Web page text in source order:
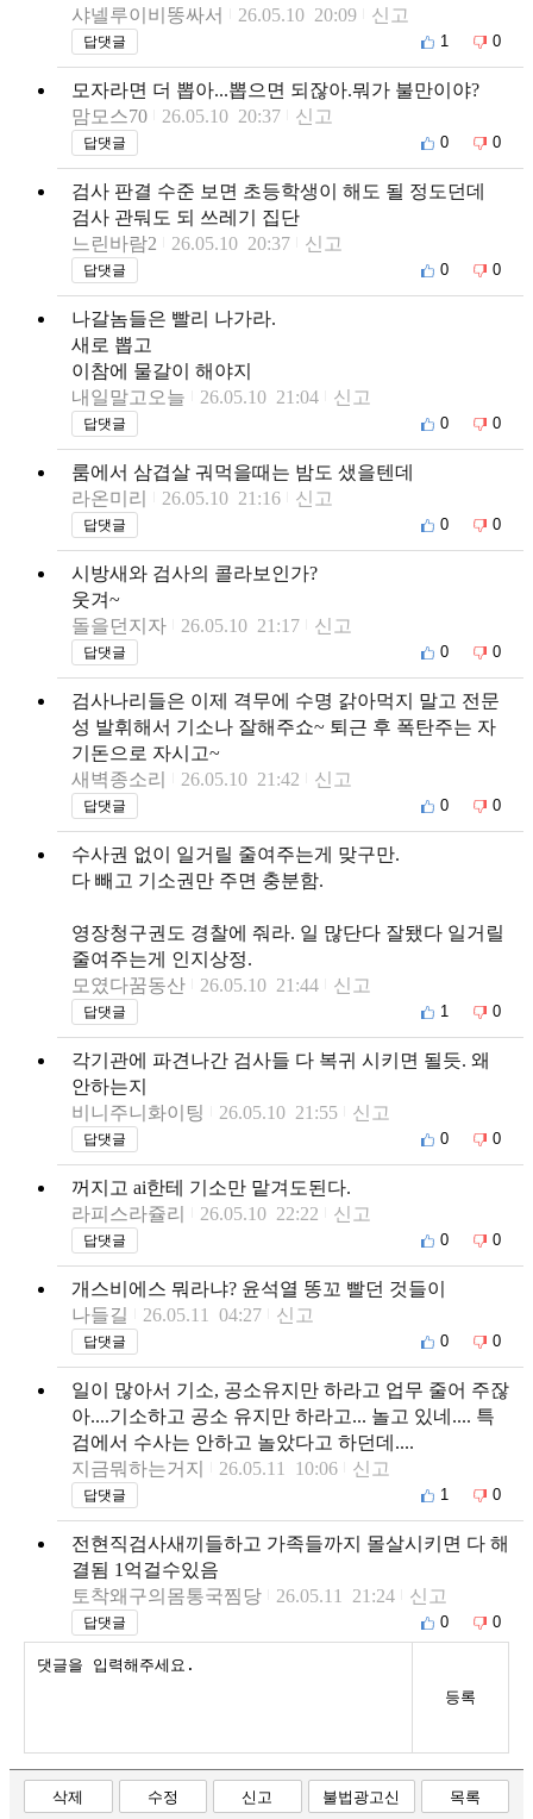
샤넬루이비똥싸서
26.05.10 20:09 신고
답댓글 1 0
모자라면 더 뽑아...뽑으면 되잖아.뭐가 불만이야?
맘모스70
26.05.10 20:37 신고
답댓글 0 0
검사 판결 수준 보면 초등학생이 해도 될 정도던데
검사 관둬도 되 쓰레기 집단
느린바람2
26.05.10 20:37 신고
답댓글 0 0
나갈놈들은 빨리 나가라.
새로 뽑고
이참에 물갈이 해야지
내일말고오늘
26.05.10 21:04 신고
답댓글 0 0
룸에서 삼겹살 궈먹을때는 밤도 샜을텐데
라온미리
26.05.10 21:16 신고
답댓글 0 0
시방새와 검사의 콜라보인가?
웃겨~
돌을던지자
26.05.10 21:17 신고
답댓글 0 0
검사나리들은 이제 격무에 수명 갉아먹지 말고 전문
성 발휘해서 기소나 잘해주쇼~ 퇴근 후 폭탄주는 자
기돈으로 자시고~
새벽종소리
26.05.10 21:42 신고
답댓글 0 0
수사권 없이 일거릴 줄여주는게 맞구만.
다 빼고 기소권만 주면 충분함.
영장청구권도 경찰에 줘라. 일 많단다 잘됐다 일거릴
줄여주는게 인지상정.
모였다꿈동산
26.05.10 21:44 신고
답댓글 1 0
각기관에 파견나간 검사들 다 복귀 시키면 될듯. 왜
안하는지
비니주니화이팅
26.05.10 21:55 신고
답댓글 0 0
꺼지고 ai한테 기소만 맡겨도된다.
라피스라쥴리
26.05.10 22:22 신고
답댓글 0 0
개스비에스 뭐라냐? 윤석열 똥꼬 빨던 것들이
나들길
26.05.11 04:27 신고
답댓글 0 0
일이 많아서 기소, 공소유지만 하라고 업무 줄어 주잖
아....기소하고 공소 유지만 하라고... 놀고 있네.... 특
검에서 수사는 안하고 놀았다고 하던데....
지금뭐하는거지
26.05.11 10:06 신고
답댓글 1 0
전현직검사새끼들하고 가족들까지 몰살시키면 다 해
결됨 1억걸수있음
토착왜구의몸통국찜당
26.05.11 21:24 신고
답댓글 0 0
등록
삭제 수정 신고
불법광고신
목록